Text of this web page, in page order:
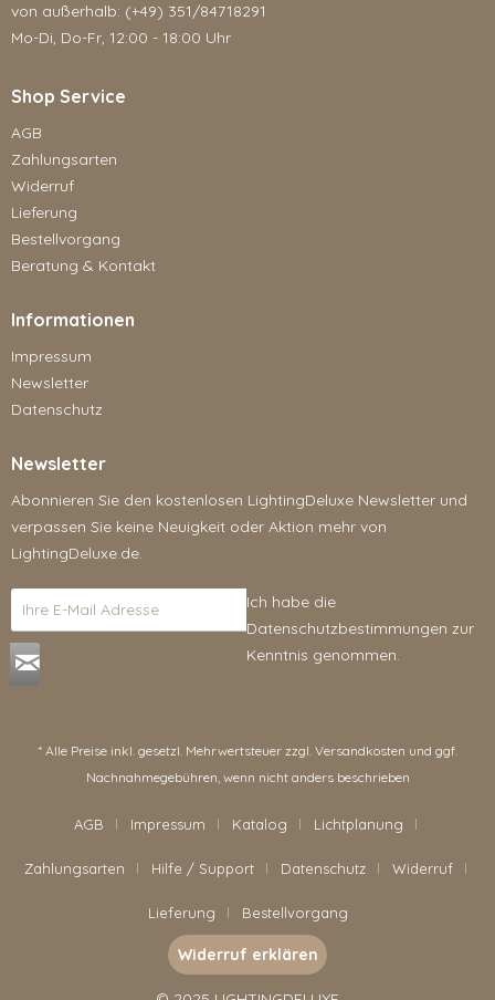
von außerhalb: (+49) 351/84718291
Mo-Di, Do-Fr, 12:00 - 18:00 Uhr
Shop Service
AGB
Zahlungsarten
Widerruf
Lieferung
Bestellvorgang
Beratung & Kontakt
Informationen
Impressum
Newsletter
Datenschutz
Newsletter
Abonnieren Sie den kostenlosen LightingDeluxe Newsletter und
verpassen Sie keine Neuigkeit oder Aktion mehr von
LightingDeluxe.de.
Ich habe die
Datenschutzbestimmungen zur
Kenntnis genommen.
* Alle Preise inkl. gesetzl. Mehrwertsteuer zzgl. Versandkosten und ggf.
Nachnahmegebühren, wenn nicht anders beschrieben
AGB Impressum Katalog Lichtplanung
Zahlungsarten Hilfe / Support Datenschutz Widerruf
Lieferung Bestellvorgang
Widerruf erklären